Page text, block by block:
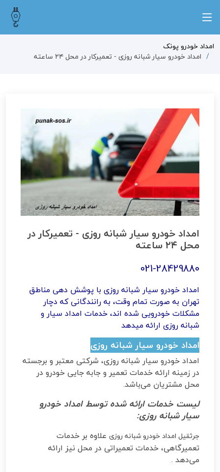
امداد خودرو پونک
امداد خودرو سیار شبانه روزی - تعمیرکار در محل ۲۴ ساعته
امداد خودرو سیار شبانه روزی - تعمیرکار در
محل ۲۴ ساعته
021-28429880
امداد خودرو سیار شبانه روزی با پوشش دهی مناطق
تهران به صورت تمام وقت، به رانندگانی که دچار
مشکلات خودرویی شده اند، خدمات امداد سیار و
شبانه روزی ارائه میدهد
امداد خودرو سیار شبانه روزی
امداد خودرو سیار شبانه روزی، شرکتی معتبر و برجسته
در زمینه ارائه خدمات تعمیر و جابه جایی خودرو در
محل مشتریان می‌باشد.
لیست خدمات ارائه شده توسط امداد خودرو
سیار شبانه روزی:
جرثقیل امداد خودرو شبانه روزی علاوه بر خدمات
تعمیرگاهی، خدمات تعمیراتی در محل نیز ارائه
می‌دهد .